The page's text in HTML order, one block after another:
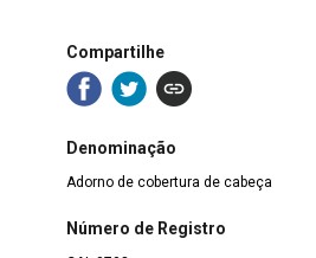
Compartilhe
Denominação
Adorno de cobertura de cabeça
Número de Registro